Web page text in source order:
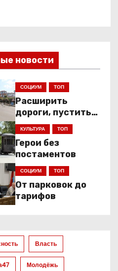
новости
СОЦИУМ ТОП
Расширить
дороги, пустить
низкопольники
КУЛЬТУРА ТОП
Герои без
постаментов
СОЦИУМ ТОП
От парковок до
тарифов
Власть
Молодёжь